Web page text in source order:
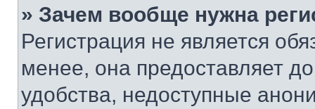
» Зачем вообще нужна
Регистрация не является
менее, она предоставляет
удобства, недоступные